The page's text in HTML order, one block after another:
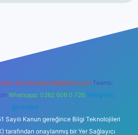
backlinkpaneli@gmail.com Teams:
Whatsapp: 0262 606 0 726 Telegram:
@karabul
Sayılı Kanun gereğince Bilgi Teknolojileri
tarafından onaylanmış bir Yer Sağlayıcı